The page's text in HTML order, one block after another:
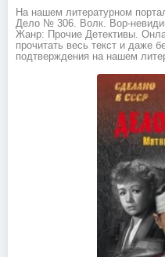
На нашем литературном
Дело № 306. Волк. Вор-
Жанр: Прочие Детективы.
прочитать весь текст и даже
подтверждения на нашем